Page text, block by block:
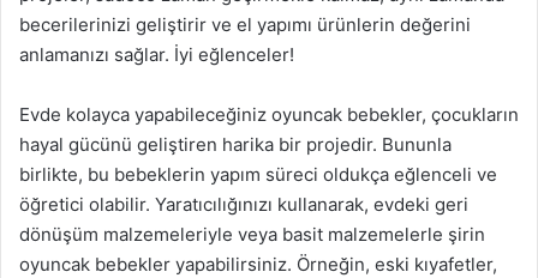
becerilerinizi geliştirir ve el yapımı ürünlerin değerini
anlamanızı sağlar. İyi eğlenceler!
Evde kolayca yapabileceğiniz oyuncak bebekler, çocukların
hayal gücünü geliştiren harika bir projedir. Bununla
birlikte, bu bebeklerin yapım süreci oldukça eğlenceli ve
öğretici olabilir. Yaratıcılığınızı kullanarak, evdeki geri
dönüşüm malzemeleriyle veya basit malzemelerle şirin
oyuncak bebekler yapabilirsiniz. Örneğin, eski kıyafetler,